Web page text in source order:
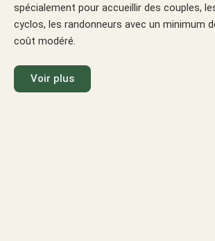
spécialement pour accueillir des couples,
cyclos, les randonneurs avec un minimum
coût modéré.
Voir plus